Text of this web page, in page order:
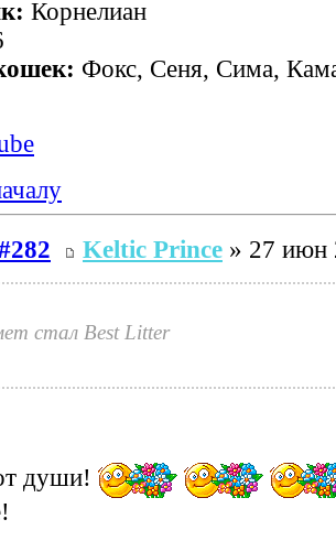
Корнелиан
Фокс, Сеня, Сима,
Keltic Prince » 27 июн
стал Best Litter
души!